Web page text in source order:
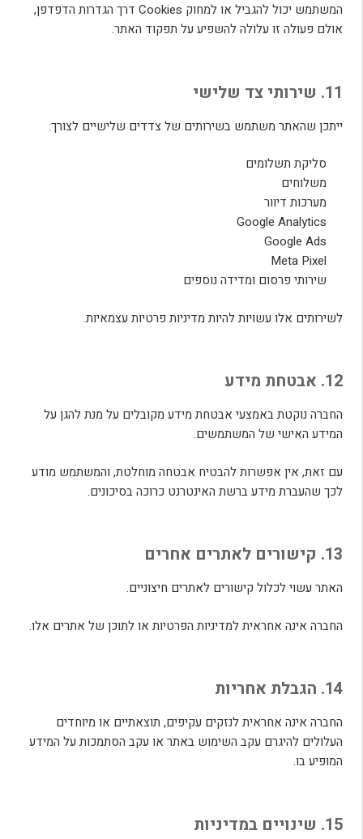
המשתמש יכול להגביל או למחוק Cookies דרך הגדרות הדפדפן,
אולם פעולה זו עלולה להשפיע על תפקוד האתר.
11. שירותי צד שלישי
ייתכן שהאתר משתמש בשירותים של צדדים שלישיים לצורך:
סליקת תשלומים
משלוחים
מערכות דיוור
Google Analytics
Google Ads
Meta Pixel
שירותי פרסום ומדידה נוספים
לשירותים אלו עשויות להיות מדיניות פרטיות עצמאיות.
12. אבטחת מידע
החברה נוקטת באמצעי אבטחת מידע מקובלים על מנת להגן על
המידע האישי של המשתמשים.
עם זאת, אין אפשרות להבטיח אבטחה מוחלטת, והמשתמש מודע
לכך שהעברת מידע ברשת האינטרנט כרוכה בסיכונים.
13. קישורים לאתרים אחרים
האתר עשוי לכלול קישורים לאתרים חיצוניים.
החברה אינה אחראית למדיניות הפרטיות או לתוכן של אתרים אלו.
14. הגבלת אחריות
החברה אינה אחראית לנזקים עקיפים, תוצאתיים או מיוחדים
העלולים להיגרם עקב השימוש באתר או עקב הסתמכות על המידע
המופיע בו.
15. שינויים במדיניות